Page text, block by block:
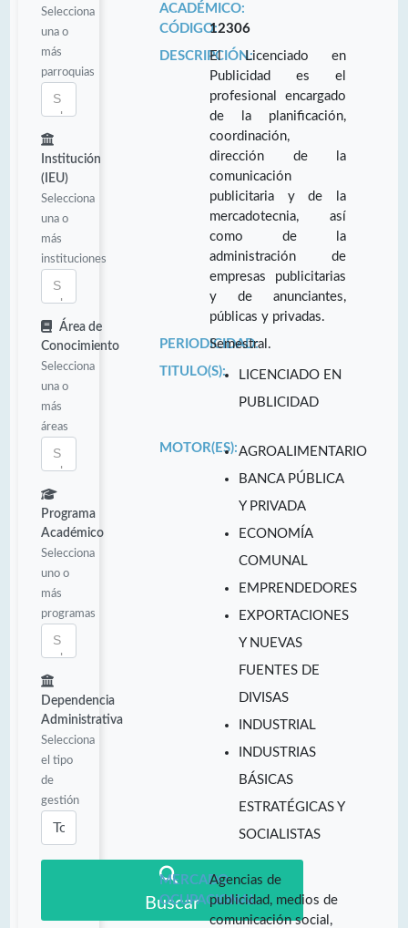
Selecciona
una o
más
parroquias
Institución
(IEU)
Selecciona
una o
más
instituciones
Área de
Conocimiento
Selecciona
una o
más
áreas
Programa
Académico
Selecciona
uno o
más
programas
Dependencia
Administrativa
Selecciona
el tipo
de
gestión
Buscar
ACADÉMICO:
CÓDIGO:12306
DESCRIPCIÓN:El Licenciado en
Publicidad es el
profesional encargado
de la planificación,
coordinación,
dirección de la
comunicación
publicitaria y de la
mercadotecnia, así
como de la
administración de
empresas publicitarias
y de anunciantes,
públicas y privadas.
PERIODICIDAD:
Semestral.
TITULO(S):
LICENCIADO EN
PUBLICIDAD
MOTOR(ES):AGROALIMENTARIO
BANCA PÚBLICA
Y PRIVADA
ECONOMÍA
COMUNAL
EMPRENDEDORES
EXPORTACIONES
Y NUEVAS
FUENTES DE
DIVISAS
INDUSTRIAL
INDUSTRIAS
BÁSICAS
ESTRATÉGICAS Y
SOCIALISTAS
MERCADO
OCUPACIONAL:
Agencias de
publicidad, medios de
comunicación social,